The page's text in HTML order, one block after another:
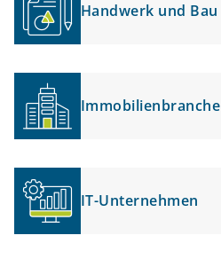
Handwerk und Bau
Immobilienbranche
IT-Unternehmen